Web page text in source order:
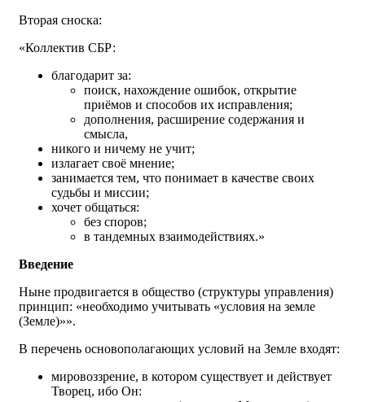
Вторая сноска:
«Коллектив СБР:
благодарит за:
поиск, нахождение ошибок, открытие
приёмов и способов их исправления;
дополнения, расширение содержания и
смысла,
никого и ничему не учит;
излагает своё мнение;
занимается тем, что понимает в качестве своих
судьбы и миссии;
хочет общаться:
без споров;
в тандемных взаимодействиях.»
Введение
Ныне продвигается в общество (структуры управления)
принцип: «необходимо учитывать «условия на земле
(Земле)»».
В перечень основополагающих условий на Земле входят:
мировоззрение, в котором существует и действует
Творец, ибо Он: